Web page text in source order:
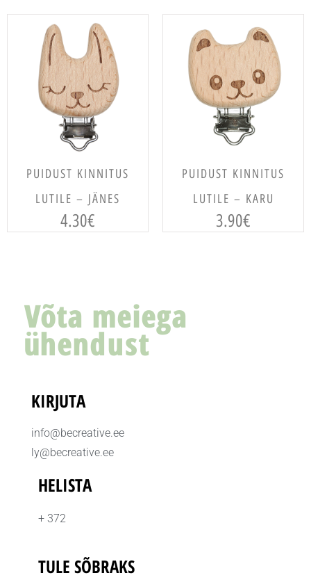
LISA KORVI
PUIDUST KINNITUS
LUTILE – JÄNES
4.30€
LISA KORVI
PUIDUST KINNITUS
LUTILE – KARU
3.90€
Võta meiega
ühendust
KIRJUTA
info@becreative.ee
ly@becreative.ee
HELISTA
+ 372
TULE SÕBRAKS